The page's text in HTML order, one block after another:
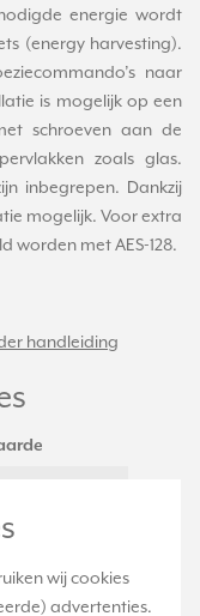
wij cookies
advertenties.
energie wordt
(energy harvesting).
naar
is mogelijk op een
schroeven aan de
zoals glas.
inbegrepen. Dankzij
mogelijk. Voor extra
worden met AES-128.
handleiding